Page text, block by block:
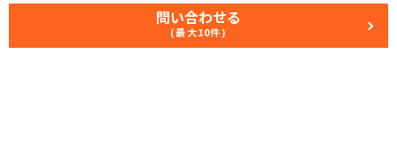
問い合わせる
(最大10件)